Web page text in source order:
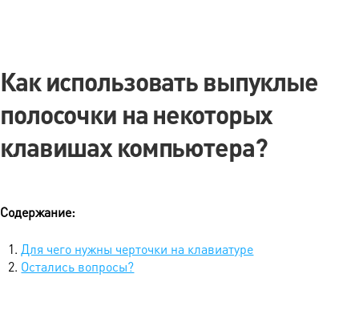
Как использовать выпуклые
полосочки на некоторых
клавишах компьютера?
Содержание:
Для чего нужны черточки на клавиатуре
Остались вопросы?